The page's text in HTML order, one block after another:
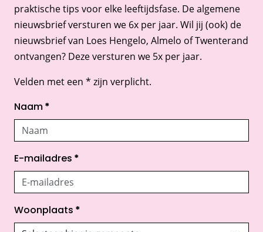
praktische tips voor elke leeftijdsfase. De algemene
nieuwsbrief versturen we 6x per jaar. Wil jij (ook) de
nieuwsbrief van Loes Hengelo, Almelo of Twenterand
ontvangen? Deze versturen we 5x per jaar.
Velden met een * zijn verplicht.
Naam *
E-mailadres *
Woonplaats *